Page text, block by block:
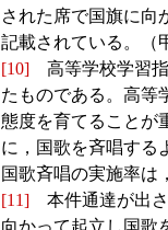
された席で国旗に向
記載されている。（
[10] 高等学校学習指
たものである。高等
態度を育てることが
に，国歌を斉唱する
国歌斉唱の実施率は
[11] 本件通達が出さ
向かって起立し国歌